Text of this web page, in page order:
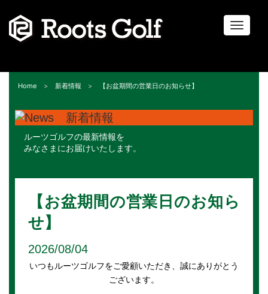
ナ
ン
Home 新着情報 【お盆期間の営業日のお知らせ】
ルーツゴルフの最新情報を
みなさまにお届けいたします。
【お盆期間の営業日のお知ら
せ】
2026/08/04
いつもルーツゴルフをご愛顧いただき、誠にありがとう
ございます。